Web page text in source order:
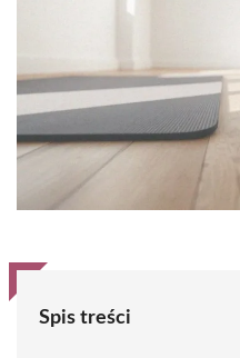
Spis treści